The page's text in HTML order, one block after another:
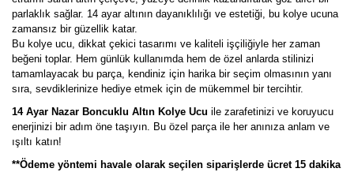
parlaklık sağlar. 14 ayar altının dayanıklılığı ve estetiği, bu kolye ucuna
zamansız bir güzellik katar.
Bu kolye ucu, dikkat çekici tasarımı ve kaliteli işçiliğiyle her zaman
beğeni toplar. Hem günlük kullanımda hem de özel anlarda stilinizi
tamamlayacak bu parça, kendiniz için harika bir seçim olmasının yanı
sıra, sevdiklerinize hediye etmek için de mükemmel bir tercihtir.
14 Ayar Nazar Boncuklu Altın Kolye Ucu ile zarafetinizi ve koruyucu
enerjinizi bir adım öne taşıyın. Bu özel parça ile her anınıza anlam ve
ışıltı katın!
**Ödeme yöntemi havale olarak seçilen siparişlerde ücret 15 dakika